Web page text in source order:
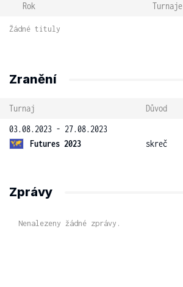
Rok Turnaje
Žádné tituly
Zranění
Turnaj
Důvod
03.08.2023 - 27.08.2023
Futures 2023
skreč
Zprávy
Nenalezeny žádné zprávy.